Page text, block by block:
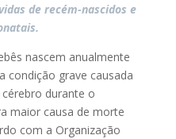
de recém-nascidos e
nascem anualmente
condição grave causada
durante o
maior causa de morte
com a Organização